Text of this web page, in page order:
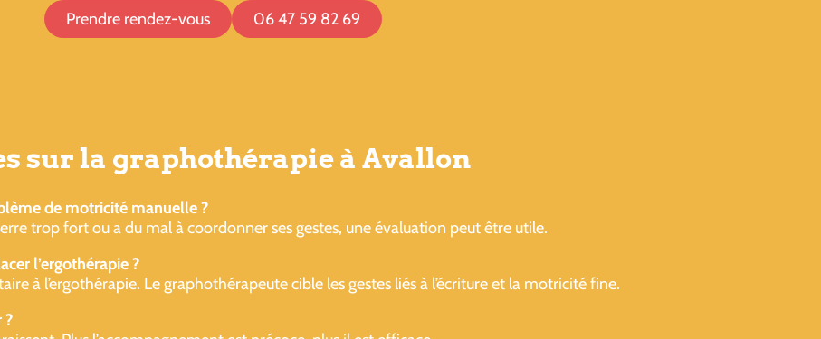
Prendre rendez-vous 06 47 59 82 69
sur la graphothérapie à Avallon
de motricité manuelle ?
trop fort ou a du mal à coordonner ses gestes, une évaluation peut être utile.
l’ergothérapie ?
à l’ergothérapie. Le graphothérapeute cible les gestes liés à l’écriture et la motricité fine.
?